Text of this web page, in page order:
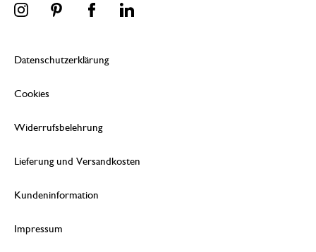
Datenschutzerklärung
Cookies
Widerrufsbelehrung
Lieferung und Versandkosten
Kundeninformation
Impressum